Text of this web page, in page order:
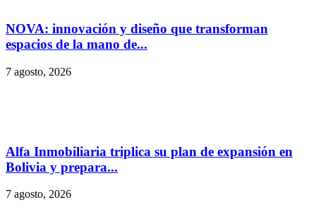
NOVA: innovación y diseño que transforman
espacios de la mano de...
7 agosto, 2026
Alfa Inmobiliaria triplica su plan de expansión en
Bolivia y prepara...
7 agosto, 2026